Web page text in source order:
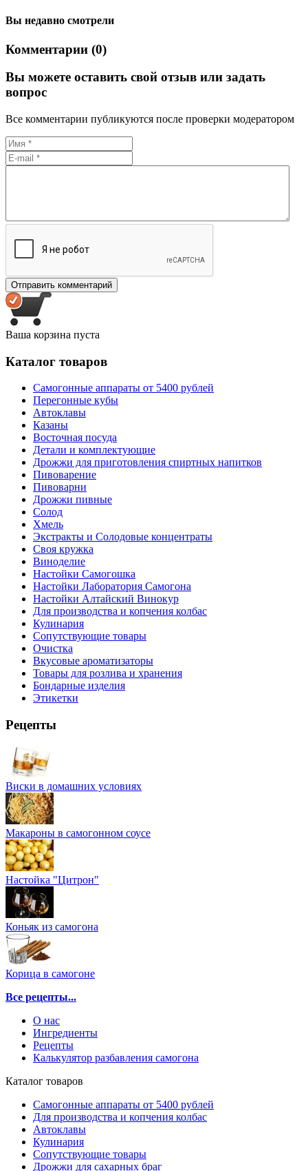
Вы недавно смотрели
Комментарии (0)
Вы можете оставить свой отзыв или задать
вопрос
Все комментарии публикуются после проверки модератором
Ваша корзина пуста
Каталог товаров
Самогонные аппараты от 5400 рублей
Перегонные кубы
Автоклавы
Казаны
Восточная посуда
Детали и комплектующие
Дрожжи для приготовления спиртных напитков
Пивоварение
Пивоварни
Дрожжи пивные
Солод
Хмель
Экстракты и Солодовые концентраты
Своя кружка
Виноделие
Настойки Самогошка
Настойки Лаборатория Самогона
Настойки Алтайский Винокур
Для производства и копчения колбас
Кулинария
Сопутствующие товары
Очистка
Вкусовые ароматизаторы
Товары для розлива и хранения
Бондарные изделия
Этикетки
Рецепты
Виски в домашних условиях
Макароны в самогонном соусе
Настойка "Цитрон"
Коньяк из самогона
Корица в самогоне
Все рецепты...
О нас
Ингредиенты
Рецепты
Калькулятор разбавления самогона
Каталог товаров
Самогонные аппараты от 5400 рублей
Для производства и копчения колбас
Автоклавы
Кулинария
Сопутствующие товары
Дрожжи для сахарных браг